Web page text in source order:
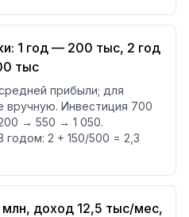
1 год — 200 тыс, 2 год
тыс
прибыли; для
вручную. Инвестиция 700
→ 550 → 1 050.
2 + 150/500 = 2,3
млн, доход 12,5 тыс/мес,